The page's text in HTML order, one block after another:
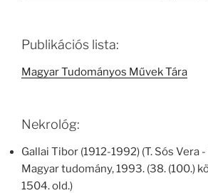
Publikációs lista:
Magyar Tudományos Művek Tára
Nekrológ:
Gallai Tibor (1912-1992) (T. Sós Vera
Magyar tudomány, 1993. (38. (100.)
1504. old.)